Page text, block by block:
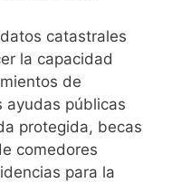
catastrales
la capacidad
de
ayudas públicas
protegida, becas
comedores
para la